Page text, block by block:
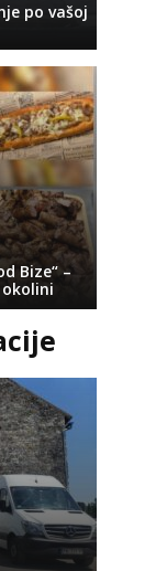
po vašoj
Bize“ –
okolini